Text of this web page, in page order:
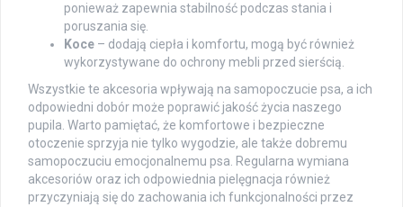
ponieważ zapewnia stabilność podczas stania i
poruszania się.
Koce – dodają ciepła i komfortu, mogą być również
wykorzystywane do ochrony mebli przed sierścią.
Wszystkie te akcesoria wpływają na samopoczucie psa, a ich
odpowiedni dobór może poprawić jakość życia naszego
pupila. Warto pamiętać, że komfortowe i bezpieczne
otoczenie sprzyja nie tylko wygodzie, ale także dobremu
samopoczuciu emocjonalnemu psa. Regularna wymiana
akcesoriów oraz ich odpowiednia pielęgnacja również
przyczyniają się do zachowania ich funkcjonalności przez